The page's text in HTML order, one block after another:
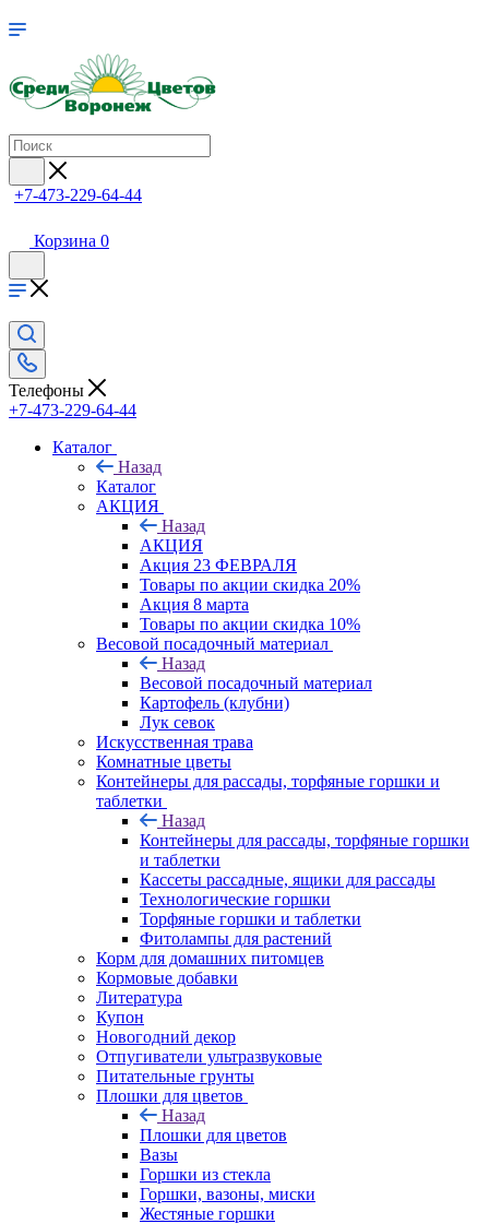
+7-473-229-64-44
Корзина 0
Телефоны
+7-473-229-64-44
Каталог
Назад
Каталог
АКЦИЯ
Назад
АКЦИЯ
Акция 23 ФЕВРАЛЯ
Товары по акции скидка 20%
Акция 8 марта
Товары по акции скидка 10%
Весовой посадочный материал
Назад
Весовой посадочный материал
Картофель (клубни)
Лук севок
Искусственная трава
Комнатные цветы
Контейнеры для рассады, торфяные горшки и
таблетки
Назад
Контейнеры для рассады, торфяные горшки
и таблетки
Кассеты рассадные, ящики для рассады
Технологические горшки
Торфяные горшки и таблетки
Фитолампы для растений
Корм для домашних питомцев
Кормовые добавки
Литература
Купон
Новогодний декор
Отпугиватели ультразвуковые
Питательные грунты
Плошки для цветов
Назад
Плошки для цветов
Вазы
Горшки из стекла
Горшки, вазоны, миски
Жестяные горшки